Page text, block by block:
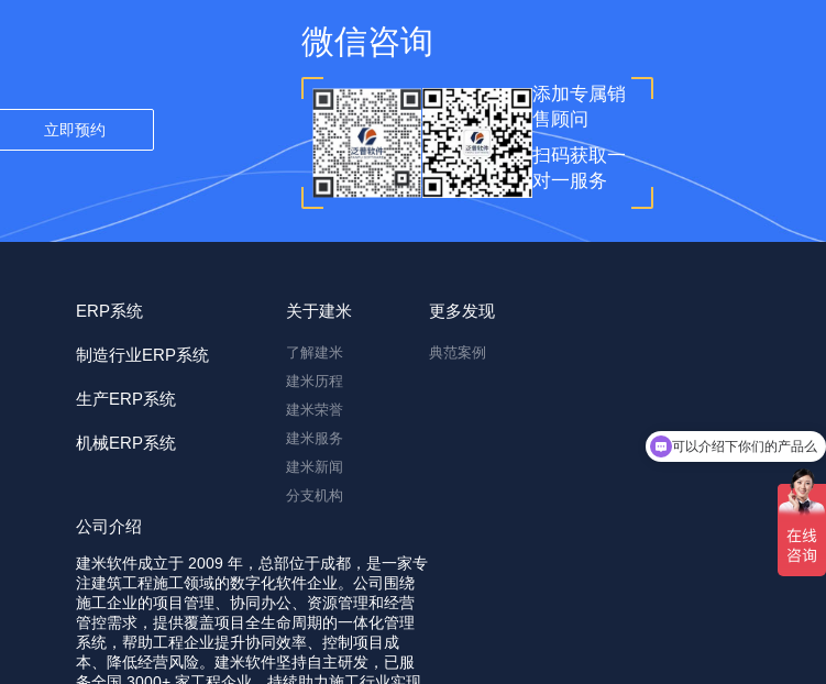
微信咨询
添加专属销
售顾问
扫码获取一
对一服务
ERP系统
制造行业ERP系统
生产ERP系统
机械ERP系统
关于建米
了解建米
建米历程
建米荣誉
建米服务
建米新闻
分支机构
更多发现
典范案例
公司介绍
建米软件成立于 2009 年，总部位于成都，是一家专
注建筑工程施工领域的数字化软件企业。公司围绕
施工企业的项目管理、协同办公、资源管理和经营
管控需求，提供覆盖项目全生命周期的一体化管理
系统，帮助工程企业提升协同效率、控制项目成
本、降低经营风险。建米软件坚持自主研发，已服
可以介绍下你们的产品么